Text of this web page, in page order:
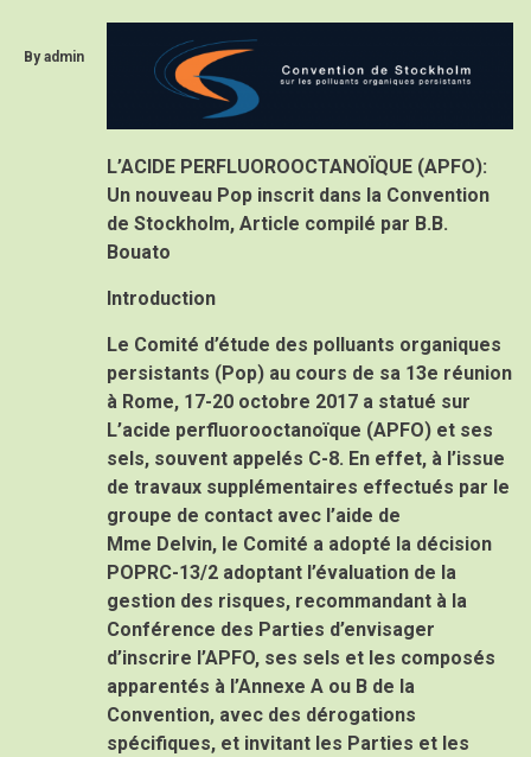
Byadmin
L’ACIDE PERFLUOROOCTANOÏQUE (APFO):
Un nouveau Pop inscrit dans la Convention
de Stockholm, Article compilé par B.B.
Bouato
Introduction
Le Comité d’étude des polluants organiques
persistants (Pop) au cours de sa 13e réunion
à Rome, 17-20 octobre 2017 a statué sur
L’acide perfluorooctanoïque (APFO) et ses
sels, souvent appelés C-8. En effet, à l’issue
de travaux supplémentaires effectués par le
groupe de contact avec l’aide de
Mme Delvin, le Comité a adopté la décision
POPRC-13/2 adoptant l’évaluation de la
gestion des risques, recommandant à la
Conférence des Parties d’envisager
d’inscrire l’APFO, ses sels et les composés
apparentés à l’Annexe A ou B de la
Convention, avec des dérogations
spécifiques, et invitant les Parties et les